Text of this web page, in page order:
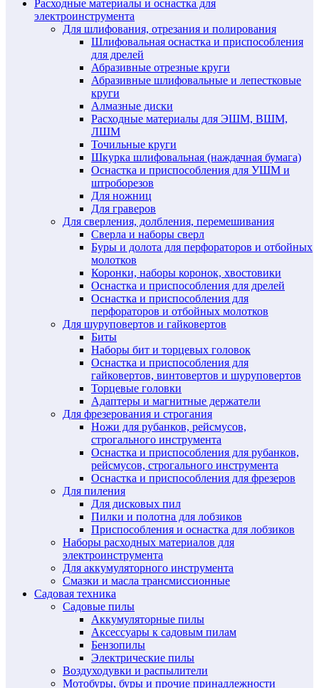
Расходные материалы и оснастка для
электроинструмента
Для шлифования, отрезания и полирования
Шлифовальная оснастка и приспособления
для дрелей
Абразивные отрезные круги
Абразивные шлифовальные и лепестковые
круги
Алмазные диски
Расходные материалы для ЭШМ, ВШМ,
ЛШМ
Точильные круги
Шкурка шлифовальная (наждачная бумага)
Оснастка и приспособления для УШМ и
штроборезов
Для ножниц
Для граверов
Для сверления, долбления, перемешивания
Сверла и наборы сверл
Буры и долота для перфораторов и отбойных
молотков
Коронки, наборы коронок, хвостовики
Оснастка и приспособления для дрелей
Оснастка и приспособления для
перфораторов и отбойных молотков
Для шуруповертов и гайковертов
Биты
Наборы бит и торцевых головок
Оснастка и приспособления для
гайковертов, винтовертов и шуруповертов
Торцевые головки
Адаптеры и магнитные держатели
Для фрезерования и строгания
Ножи для рубанков, рейсмусов,
строгального инструмента
Оснастка и приспособления для рубанков,
рейсмусов, строгального инструмента
Оснастка и приспособления для фрезеров
Для пиления
Для дисковых пил
Пилки и полотна для лобзиков
Приспособления и оснастка для лобзиков
Наборы расходных материалов для
электроинструмента
Для аккумуляторного инструмента
Смазки и масла трансмиссионные
Садовая техника
Садовые пилы
Аккумуляторные пилы
Аксессуары к садовым пилам
Бензопилы
Электрические пилы
Воздуходувки и распылители
Мотобуры, буры и прочие принадлежности